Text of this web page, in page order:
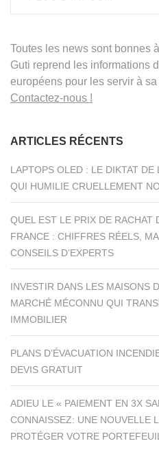
Toutes les news sont bonnes
Guti reprend les informations
européens pour les servir à
Contactez-nous !
ARTICLES RÉCENTS
LAPTOPS OLED : LE DIKTAT
QUI HUMILIE CRUELLEMENT
QUEL EST LE PRIX DE RACHAT
FRANCE : CHIFFRES RÉELS,
CONSEILS D’EXPERTS
INVESTIR DANS LES MAISONS
MARCHÉ MÉCONNU QUI
IMMOBILIER
PLANS D’ÉVACUATION
DEVIS GRATUIT
ADIEU LE « PAIEMENT EN 3X
CONNAISSEZ: UNE NOUVELLE
PROTÉGER VOTRE